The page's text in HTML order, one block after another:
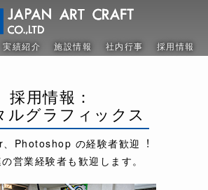
実績紹介 施設情報 社内行事 採用情報
採用情報：
ルグラフィックス
Photoshop の経験者歓迎︕
営業経験者も歓迎します。